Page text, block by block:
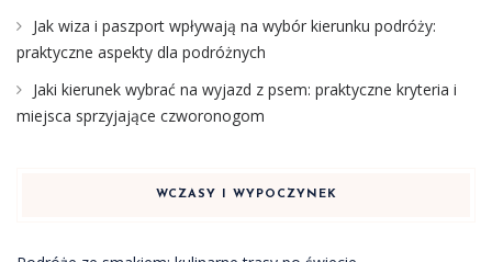
Jak wiza i paszport wpływają na wybór kierunku podróży:
praktyczne aspekty dla podróżnych
Jaki kierunek wybrać na wyjazd z psem: praktyczne kryteria i
miejsca sprzyjające czworonogom
WCZASY I WYPOCZYNEK